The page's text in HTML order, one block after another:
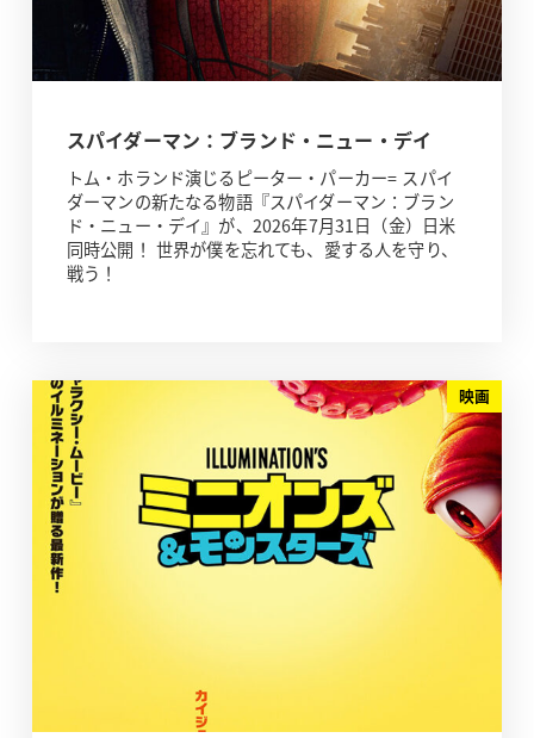
スパイダーマン：ブランド・ニュー・デイ
トム・ホランド演じるピーター・パーカー= スパイ
ダーマンの新たなる物語『スパイダーマン：ブラン
ド・ニュー・デイ』が、2026年7月31日（金）日米
同時公開！ 世界が僕を忘れても、愛する人を守り、
戦う！
映画